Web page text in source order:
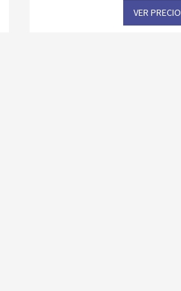
VER PRECIO